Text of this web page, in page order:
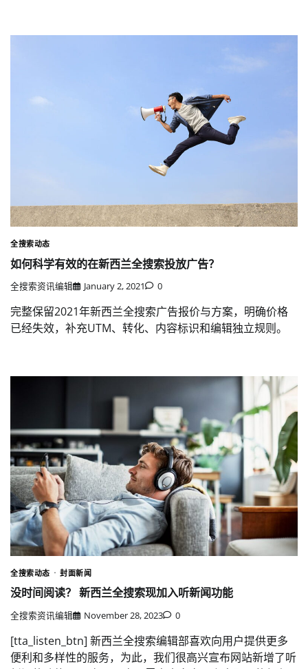
全搜索动态
如何科学有效的在新西兰全搜索投放广告？
全搜索资讯编辑 January 2, 2021 0
完整保留2021年新西兰全搜索广告报价与方案，明确价格
已经失效，补充UTM、转化、内容标识和编辑独立规则。
全搜索动态 封面新闻
没时间阅读？ 新西兰全搜索现加入听新闻功能
全搜索资讯编辑 November 28, 2023 0
[tta_listen_btn] 新西兰全搜索编辑部喜欢向用户提供更多
便利和多样性的服务，为此，我们很高兴宣布网站新增了听